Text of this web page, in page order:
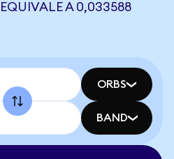
A 0,033588
ORBS
BAND